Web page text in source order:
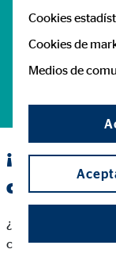
¡Busca a
cercana!
¿Necesitas ayuda
conectamos con
Cookies
Cookies de
Medios de